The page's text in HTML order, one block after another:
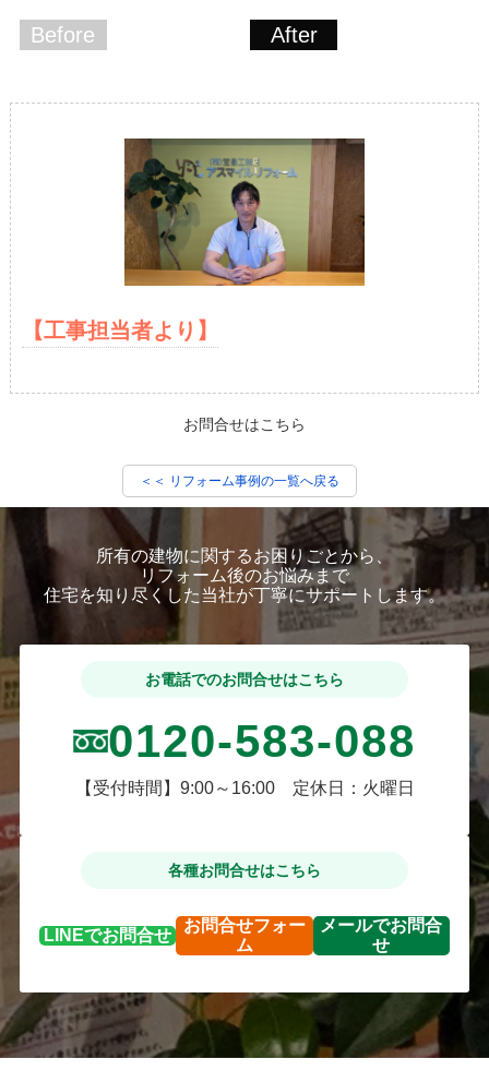
Before After
【工事担当者より】
お問合せはこちら
＜＜ リフォーム事例の一覧へ戻る
所有の建物に関するお困りごとから、
リフォーム後のお悩みまで
住宅を知り尽くした当社が丁寧にサポートします。
お電話でのお問合せはこちら
0120-583-088
【受付時間】9:00～16:00 定休日：火曜日
各種お問合せはこちら
LINEでお問合せ
お問合せフォー
ム
メールでお問合
せ